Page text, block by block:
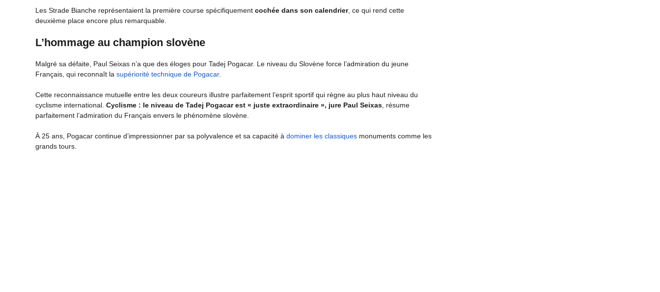
Les Strade Bianche représentaient la première course spécifiquement cochée dans son calendrier, ce qui rend cette
deuxième place encore plus remarquable.
L’hommage au champion slovène
Malgré sa défaite, Paul Seixas n’a que des éloges pour Tadej Pogacar. Le niveau du Slovène force l’admiration du jeune
Français, qui reconnaît la supériorité technique de Pogacar.
Cette reconnaissance mutuelle entre les deux coureurs illustre parfaitement l’esprit sportif qui règne au plus haut niveau du
cyclisme international. Cyclisme : le niveau de Tadej Pogacar est « juste extraordinaire », jure Paul Seixas, résume
parfaitement l’admiration du Français envers le phénomène slovène.
À 25 ans, Pogacar continue d’impressionner par sa polyvalence et sa capacité à dominer les classiques monuments comme les
grands tours.